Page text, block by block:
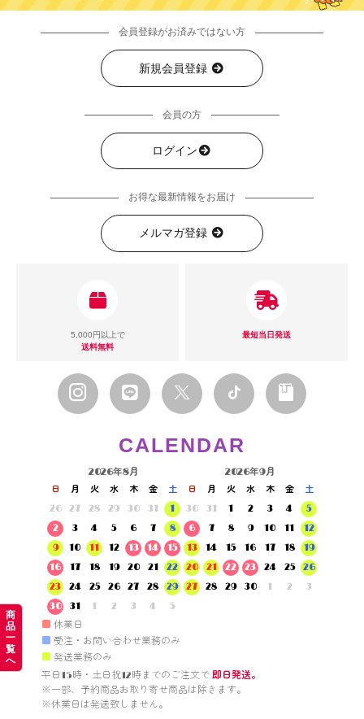
商
品
一
覧
へ
会員登録がお済みではない方
新規会員登録
会員の方
ログイン
お得な最新情報をお届け
メルマガ登録
5,000円以上で
送料無料
最短当日発送
CALENDAR
2026年8月
日 月 火 水 木 金
土
26
27 28 29 30 31
1
2
3 4 5 6 7
8
9
10 11 12 13 14
15
16
17 18 19 20 21
22
23
24 25 26 27 28
29
30
31 1 2 3 4 5
2026年9月
日 月 火 水 木 金
土
30
31 1 2 3 4
5
6
7 8 9 10 11
12
13
14 15 16 17 18
19
20
21 22 23 24 25
26
27
28 29 30 1 2 3
■ 休業日
■ 受注・お問い合わせ業務のみ
■ 発送業務のみ
平日15時・土日祝12時までのご注文で 即日発送。
※一部、予約商品お取り寄せ商品は除きます。
※休業日は発送致しません。